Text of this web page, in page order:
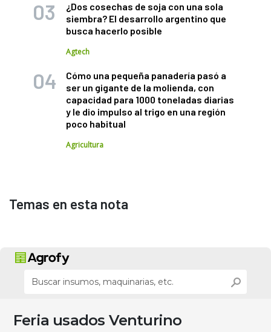
¿Dos cosechas de soja con una sola
siembra? El desarrollo argentino que
busca hacerlo posible
Agtech
Cómo una pequeña panadería pasó a
ser un gigante de la molienda, con
capacidad para 1000 toneladas diarias
y le dio impulso al trigo en una región
poco habitual
Agricultura
Temas en esta nota
Feria usados Venturino